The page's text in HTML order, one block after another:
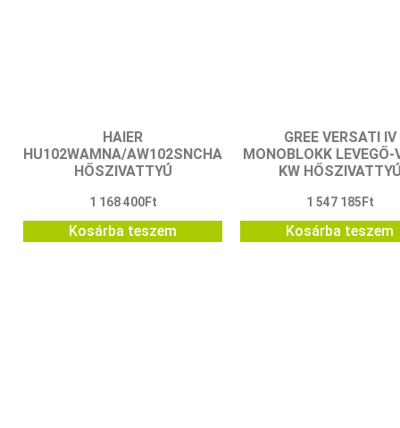
HAIER
HU102WAMNA/AW102SNCHA
HŐSZIVATTYÚ
1 168 400Ft
Kosárba teszem
GREE VERSATI IV
MONOBLOKK LEVEGŐ-
KW
1 547 185Ft
Kosárba teszem